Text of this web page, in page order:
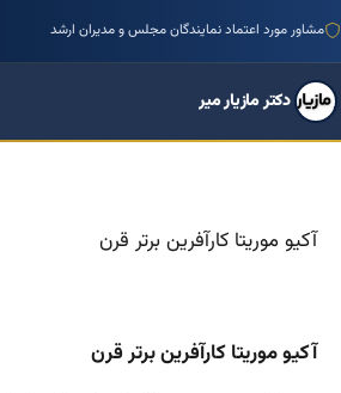
مشاور مورد اعتماد نمایندگان مجلس و مدیران ارشد
دکتر مازیار میر
آکیو موریتا کارآفرین برتر قرن
آکیو موریتا کارآفرین برتر قرن